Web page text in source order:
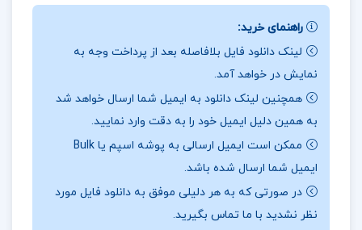
می‌کند. این کتاب نیز از این قاعده مستثنی نیست و
خواننده را به دنیایی پر از راز و رمز می‌برد. این دلایل
می‌تواند شما را به خرید و خواندن این کتاب ترغیب
کند. اگر از طرفداران ادبیات و داستان‌های پیچیده و
پرماجرا هستید، این کتاب انتخاب بسیار خوبی خواهد
بود.جهت خرید فایل های بیشترپروژه کدهرا دنبال
کنید.
راهنمای خرید:
لینک دانلود فایل بلافاصله بعد از پرداخت وجه به
نمایش در خواهد آمد.
همچنین لینک دانلود به ایمیل شما ارسال خواهد شد
به همین دلیل ایمیل خود را به دقت وارد نمایید.
ممکن است ایمیل ارسالی به پوشه اسپم یا Bulk
ایمیل شما ارسال شده باشد.
در صورتی که به هر دلیلی موفق به دانلود فایل مورد
نظر نشدید با ما تماس بگیرید.